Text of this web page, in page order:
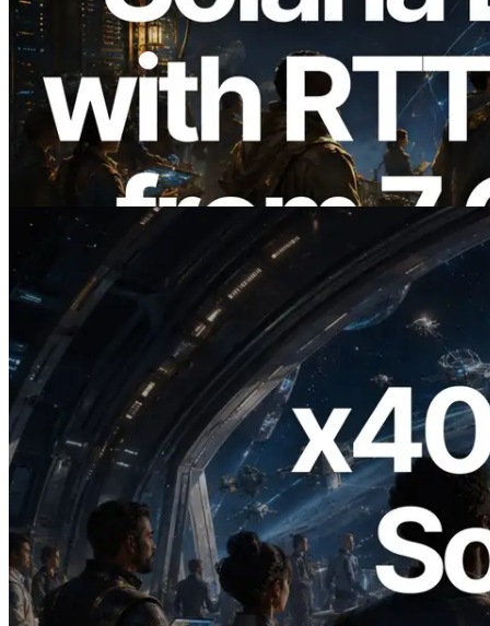
2026.08.05
ERPC amplía la Leader Slot API de
Solana con medición de ping desde 7
regiones globales — También se lanza la
Validators Information API
Leer este artículo
2026.07.04
ERPC lanza Solana RPC compatible con
x402 — La era en la que los agentes de IA
pagan bajo demanda por las API que
necesitan